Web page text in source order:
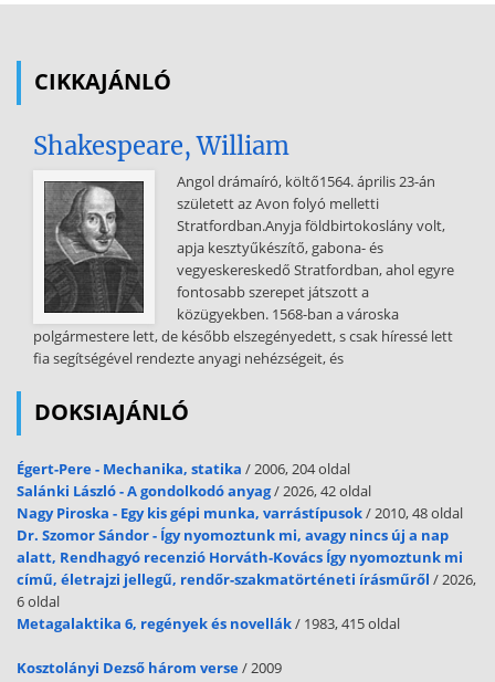
nyalábokat lő ki, ha a fejét lövöd ki, akkor
belsejében is lapul pár ellenség! Persze legjobb elkerülni, nincs
vesztegetnivaló időd! Elit: sok életerő, ugrál, sorozatvető, kék
nyalábok és ha a közeledbe ér, beveti a rakétatámadást, fejét
előreszegi és csak lángnyelvek mutatják a nyomát. Ha időben
észreveszed, hogy rádront, válts mesterlövész módba és vedd le a
fejét, ezt sokat kell gyakorolni. A kávédaráló lebeg és(!): nem piros
vagy kék, hanem sárga nyalábokat lő ki, különben béna. A húsdaráló
kéken tüzel, elég brutális ám pár robbanólövedék a fejbe megoldja a
problémád. A szörny lassan kúszik és megpróbál felöklelni,
nagytestvére a targonca, amit néha fel is használhatsz. Rajtuk kívül
találsz még számtalan egyke ellenfelet is, csak győzd lelőni őket.
(+ 1%), almát (+ 10%), csirkét (+ 50%), meg izét (+100% nem
tudtam rájönni mi az) ezek legfeljebb 100-ig növelik, valamint a
sikoltozva menekülő gúla, ami 150-re nyomja fel energiád.
Töltények: csodálatos láncfegyver (nagyobb sebzés), mozsár
(mesterlövészgránátok), kézigránát, célkövető
mesterlövészlövedékek, robbanó mesterlövész-lövedékek. Egyebek:
forgószél, kalapács (lever mindenkit a lábáról), csali-baba, kukac (az
ellenfeled fejére tehenet pottyant), a V ilág Legkisebb Nukleáris
Robbanása, a Világ Legérdekesebb Bombája. Készülj föl a következő
hibákra: Néha nem működik a fejlövés (olyan szörnynél amelynél
egyébként igen). Ha fal mellé állsz és úgy fordulsz, hogy háttal állj a
CIKKAJÁNLÓ
Shakespeare, William
Angol drámaíró, költő1564. április 23-án
született az Avon folyó melletti
Stratfordban.Anyja földbirtokoslány volt,
apja kesztyűkészítő, gabona- és
vegyeskereskedő Stratfordban, ahol egyre
fontosabb szerepet játszott a
közügyekben. 1568-ban a városka
polgármestere lett, de később elszegényedett, s csak híressé lett
fia segítségével rendezte anyagi nehézségeit, és
DOKSIAJÁNLÓ
Égert-Pere - Mechanika, statika / 2006, 204 oldal
Salánki László - A gondolkodó anyag/ 2026, 42 oldal
Nagy Piroska - Egy kis gépi munka, varrástípusok/ 2010, 48 oldal
Dr. Szomor Sándor - Így nyomoztunk mi, avagy nincs új a nap
alatt, Rendhagyó recenzió Horváth-Kovács Így nyomoztunk mi
című, életrajzi jellegű, rendőr-szakmatörténeti írásműről / 2026,
6 oldal
Metagalaktika 6, regények és novellák/ 1983, 415 oldal
Kosztolányi Dezső három verse/ 2009